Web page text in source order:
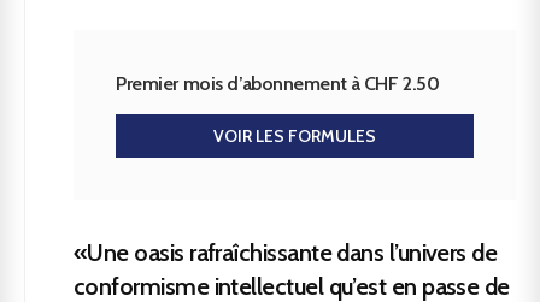
Premier mois d’abonnement à CHF 2.50
VOIR LES FORMULES
«Une oasis rafraîchissante dans l’univers de
conformisme intellectuel qu’est en passe de